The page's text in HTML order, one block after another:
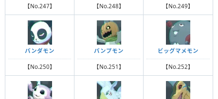
【No.247】 【No.248】 【No.249】
パンダモン
【No.250】
パンプモン
【No.251】
ビッグマメモン
【No.252】